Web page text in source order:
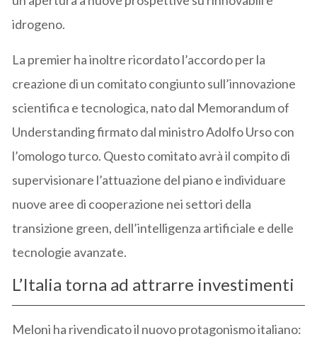
idrogeno.
La premier ha inoltre ricordato l’accordo per la
creazione di un comitato congiunto sull’innovazione
scientifica e tecnologica, nato dal Memorandum of
Understanding firmato dal ministro Adolfo Urso con
l’omologo turco. Questo comitato avrà il compito di
supervisionare l’attuazione del piano e individuare
nuove aree di cooperazione nei settori della
transizione green, dell’intelligenza artificiale e delle
tecnologie avanzate.
L’Italia torna ad attrarre investimenti
Meloni ha rivendicato il nuovo protagonismo italiano: